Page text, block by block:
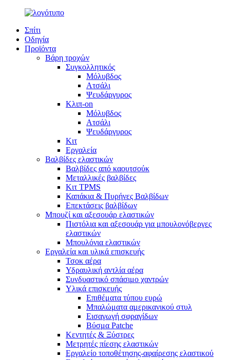
Σπίτι
Οδηγία
Προϊόντα
Βάρη τροχών
Συγκολλητικός
Μόλυβδος
Ατσάλι
Ψευδάργυρος
Κλιπ-on
Μόλυβδος
Ατσάλι
Ψευδάργυρος
Κιτ
Εργαλεία
Βαλβίδες ελαστικών
Βαλβίδες από καουτσούκ
Μεταλλικές βαλβίδες
Κιτ TPMS
Καπάκια & Πυρήνες Βαλβίδων
Επεκτάσεις βαλβίδων
Μπουζί και αξεσουάρ ελαστικών
Πιστόλια και αξεσουάρ για μπουλονόβεργες
ελαστικών
Μπουλόνια ελαστικών
Εργαλεία και υλικά επισκευής
Τσοκ αέρα
Υδραυλική αντλία αέρα
Συνδυαστικό σπάσιμο χαντρών
Υλικά επισκευής
Επιθέματα τύπου ευρώ
Μπαλώματα αμερικανικού στυλ
Εισαγωγή σφραγίδων
Βύσμα Patche
Κεντητές & Ξύστρες
Μετρητές πίεσης ελαστικών
Εργαλείο τοποθέτησης-αφαίρεσης ελαστικού